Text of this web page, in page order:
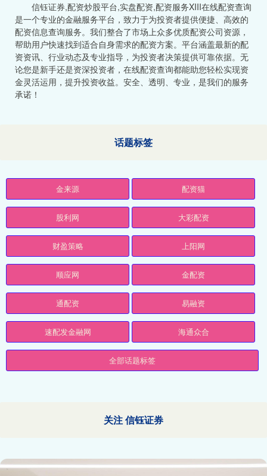
信钰证券,配资炒股平台,实盘配资,配资服务XIII‌在线配资查询
是一个专业的金融服务平台，致力于为投资者提供便捷、高效的
配资信息查询服务。我们整合了市场上众多优质配资公司资源，
帮助用户快速找到适合自身需求的配资方案。平台涵盖最新的配
资资讯、行业动态及专业指导，为投资者决策提供可靠依据。无
论您是新手还是资深投资者，在线配资查询都能助您轻松实现资
金灵活运用，提升投资收益。安全、透明、专业，是我们的服务
承诺！
话题标签
金来源 配资猫
股利网 大彩配资
财盈策略 上阳网
顺应网 金配资
通配资 易融资
速配发金融网 海通众合
全部话题标签
关注 信钰证券